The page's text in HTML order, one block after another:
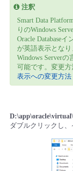
すべてのメ
管理機能
すべての
モニタリ
サポート
すべての
- 初期設定・確
- ユーザー機能
- 登録情報の管
■ 基本構築ガイ
- IoT
- マルチクラウ
- リモートワー
- その他
メンテナン
定期メンテ
販売パート
協業パートナ
トレーニング/操
脱炭素化
注釈
Smart Data
りのWindows
Oracle Database
が英語表示となり
Windows Server
可能です。変更方
表示への変更方法
ダブルクリックし、